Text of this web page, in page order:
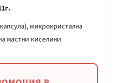
микрокристална
мастни киселини